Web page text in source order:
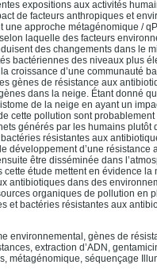
expositions aux activités
de facteurs anthropiques et
une approche métagénomique /
laquelle des facteurs
des changements dans le
bactériennes des niveaux plus
croissance d’une communauté
gènes de résistance aux
dans la neige. Étant donné
de la neige en ayant un
cette pollution sont
générés par les humains plutôt
résistantes aux
développement d’une résistance
être disséminée dans
étude mettent en évidence la
antibiotiques dans des
organiques de pollution en
et bactéries résistantes aux
environnemental, gènes de
extraction d’ADN,
métagénomique, séquençage